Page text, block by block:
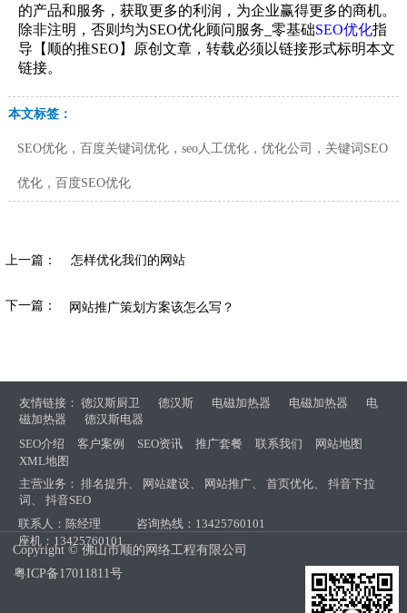
的产品和服务，获取更多的利润，为企业赢得更多的商机。
除非注明，否则均为SEO优化顾问服务_零基础SEO优化指
导【顺的推SEO】原创文章，转载必须以链接形式标明本文
链接。
本文标签：
SEO优化，百度关键词优化，seo人工优化，优化公司，关键词SEO
优化，百度SEO优化
上一篇： 怎样优化我们的网站
下一篇： 网站推广策划方案该怎么写？
友情链接：德汉斯厨卫 德汉斯 电磁加热器 电磁加热器
电
磁加热器
德汉斯电器
SEO介绍
客户案例 SEO资讯 推广套餐 联系我们
网站地图
XML地图
主营业务：排名提升、 网站建设、 网站推广、首页优化、抖音下拉
词 、抖音SEO
联系人：陈经理
咨询热线：13425760101
座机：13425760101
Copyright © 佛山市顺的网络工程有限公司
粤ICP备17011811号